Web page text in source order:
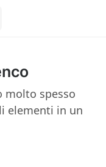
molto spesso
elementi in un